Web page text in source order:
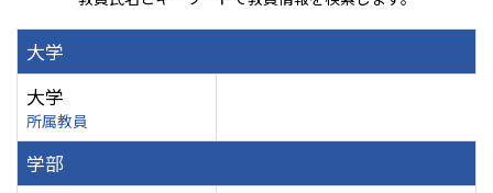
大学
大学
所属教員
学部